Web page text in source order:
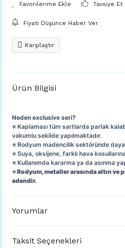
Tavsiye Et
Fiyatı Düşünce Haber Ver
Karşılaştır
Ürün Bilgisi
Neden exclusive seri?
⭐️ Kaplaması tüm sartlarda parlak
vakumlu sekilde yapılmaktadır.
⭐️ Rodyum madencilik sektöründe
⭐️ Suya, oksijene, farklı hava
⭐️ Kullanımda kararma ya da asınma
⭐️Rodyum, metaller arasında altın ve
adendir.
Yorumlar
Taksit Seçenekleri